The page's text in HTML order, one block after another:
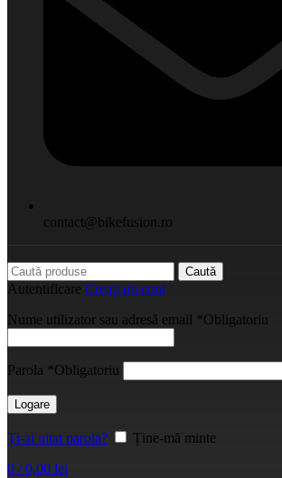
contact@bikefusion.ro
Caută
Autentificare Creați un cont
Nume utilizator sau adresă email *Obligatoriu
Parola *Obligatoriu
Logare
Ți-ai uitat parola?
Ține-mă minte
0 / 0,00 lei